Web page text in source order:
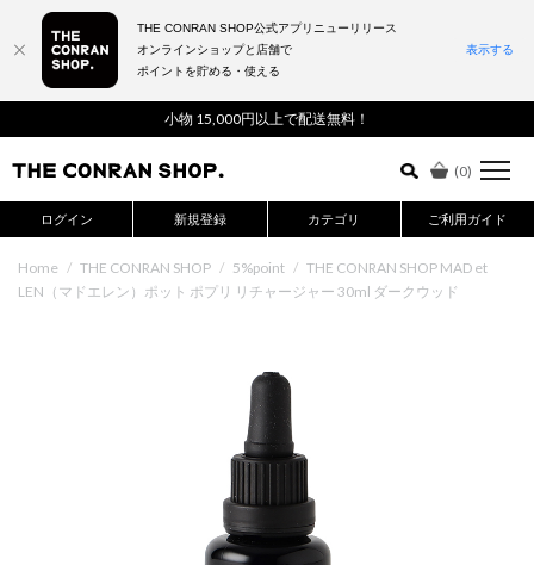
小物 15,000円以上で配送無料！
(0)
ログイン 新規登録 カテゴリ ご利用ガイド
詳細検索はこちら
Home / THE CONRAN SHOP / 5%point / THE CONRAN SHOP MAD et
LEN（マドエレン）ポット ポプリ リチャージャー 30ml ダークウッド
THE CONRAN SHOP公式アプリニューリリース
オンラインショップと店舗で
ポイントを貯める・使える
表示する